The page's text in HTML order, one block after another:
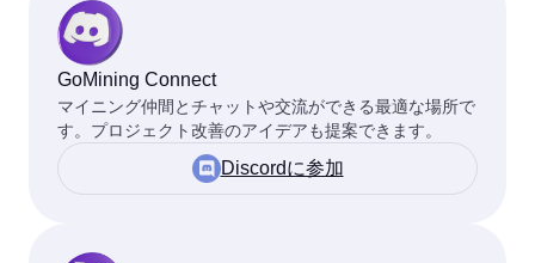
GoMining Connect
マイニング仲間とチャットや交流ができる最適な場所で
す。プロジェクト改善のアイデアも提案できます。
Discordに参加